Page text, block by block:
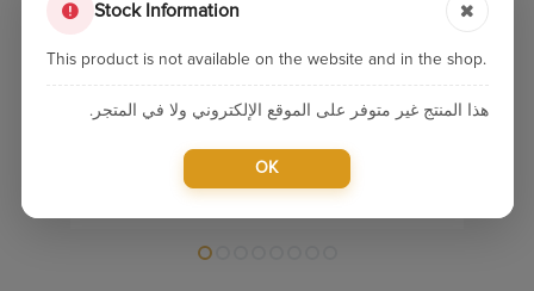
Stock Information
This product is not available on the website and in the shop.
هذا المنتج غير متوفر على الموقع الإلكتروني ولا في المتجر.
OK